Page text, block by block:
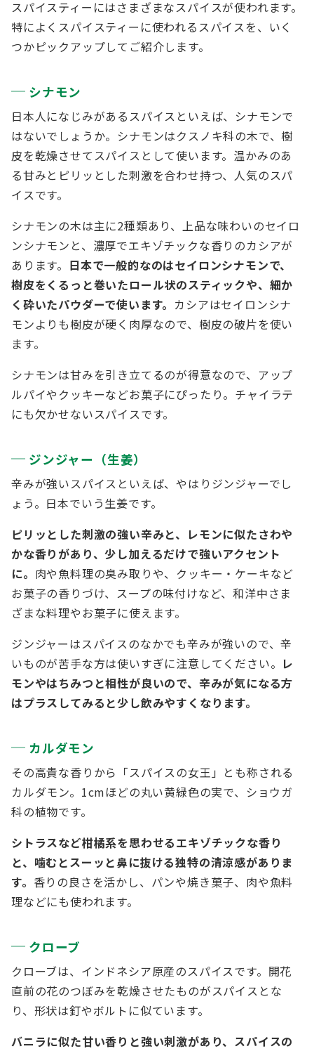
スパイスティーにはさまざまなスパイスが使われます。
特によくスパイスティーに使われるスパイスを、いく
つかピックアップしてご紹介します。
シナモン
日本人になじみがあるスパイスといえば、シナモンで
はないでしょうか。シナモンはクスノキ科の木で、樹
皮を乾燥させてスパイスとして使います。温かみのあ
る甘みとピリッとした刺激を合わせ持つ、人気のスパ
イスです。
シナモンの木は主に2種類あり、上品な味わいのセイロ
ンシナモンと、濃厚でエキゾチックな香りのカシアが
あります。 日本で一般的なのはセイロンシナモンで、
樹皮をくるっと巻いたロール状のスティックや、細か
く砕いたパウダーで使います。 カシアはセイロンシナ
モンよりも樹皮が硬く肉厚なので、樹皮の破片を使い
ます。
シナモンは甘みを引き立てるのが得意なので、アップ
ルパイやクッキーなどお菓子にぴったり。チャイラテ
にも欠かせないスパイスです。
ジンジャー（生姜）
辛みが強いスパイスといえば、やはりジンジャーでし
ょう。日本でいう生姜です。
ピリッとした刺激の強い辛みと、レモンに似たさわや
かな香りがあり、少し加えるだけで強いアクセント
に。 肉や魚料理の臭み取りや、クッキー・ケーキなど
お菓子の香りづけ、スープの味付けなど、和洋中さま
ざまな料理やお菓子に使えます。
ジンジャーはスパイスのなかでも辛みが強いので、辛
いものが苦手な方は使いすぎに注意してください。 レ
モンやはちみつと相性が良いので、辛みが気になる方
はプラスしてみると少し飲みやすくなります。
カルダモン
その高貴な香りから「スパイスの女王」とも称される
カルダモン。1cmほどの丸い黄緑色の実で、ショウガ
科の植物です。
シトラスなど柑橘系を思わせるエキゾチックな香り
と、噛むとスーッと鼻に抜ける独特の清涼感がありま
す。 香りの良さを活かし、パンや焼き菓子、肉や魚料
理などにも使われます。
クローブ
クローブは、インドネシア原産のスパイスです。開花
直前の花のつぼみを乾燥させたものがスパイスとな
り、形状は釘やボルトに似ています。
バニラに似た甘い香りと強い刺激があり、スパイスの